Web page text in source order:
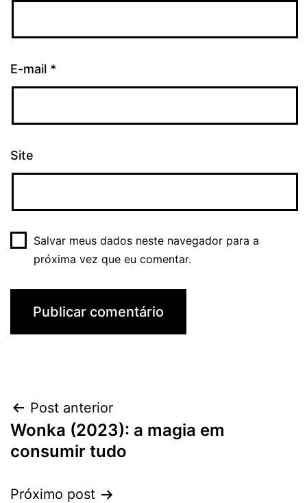
E-mail *
Site
Salvar meus dados neste navegador para a
próxima vez que eu comentar.
Navegação
de
Post anterior
Wonka (2023): a magia em
consumir tudo
Próximo post